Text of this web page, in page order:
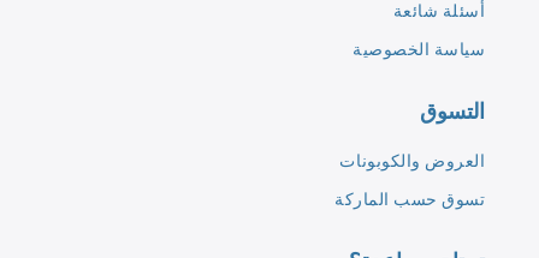
أسئلة شائعة
سياسة الخصوصية
التسوق
العروض والكوبونات
تسوق حسب الماركة